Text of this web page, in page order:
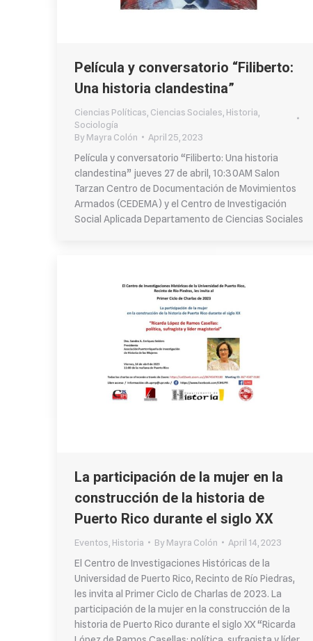
Película y conversatorio “Filiberto:
Una historia clandestina”
Ciencias Políticas Ciencias Sociales Historia
Sociología
ByMayra Colón
April 25, 2023
Película y conversatorio “Filiberto: Una historia
clandestina” jueves 27 de abril, 10:30AM Salon
Tarzan Centro de Documentación de Movimientos
Armados (CEDEMA) y el Centro de Investigación
Social Aplicada Departamento de Ciencias Sociales
La participación de la mujer en la
construcción de la historia de
Puerto Rico durante el siglo XX
Eventos Historia ByMayra Colón
April 14, 2023
El Centro de Investigaciones Históricas de la
Universidad de Puerto Rico, Recinto de Río Piedras,
les invita al Primer Ciclo de Charlas de 2023. La
participación de la mujer en la construcción de la
historia de Puerto Rico durante el siglo XX “Ricarda